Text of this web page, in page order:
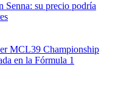
Senna: su precio podría
MCL39 Championship
en la Fórmula 1